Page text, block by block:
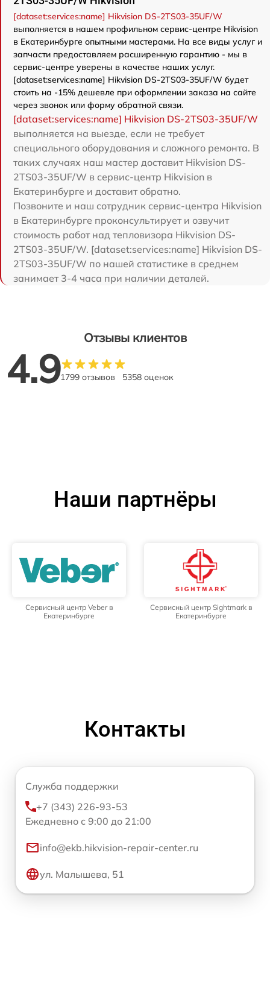
[dataset:services:name] Hikvision DS-2TS03-35UF/W
выполняется в нашем профильном сервис-центре Hikvision
в Екатеринбурге опытными мастерами. На все виды услуг и
запчасти предоставляем расширенную гарантию - мы в
сервис-центре уверены в качестве наших услуг.
[dataset:services:name] Hikvision DS-2TS03-35UF/W будет
стоить на -15% дешевле при оформлении заказа на сайте
через звонок или форму обратной связи.
[dataset:services:name] Hikvision DS-2TS03-35UF/W
выполняется на выезде, если не требует
специального оборудования и сложного ремонта. В
таких случаях наш мастер доставит Hikvision DS-
2TS03-35UF/W в сервис-центр Hikvision в
Екатеринбурге и доставит обратно.
Позвоните и наш сотрудник сервис-центра Hikvision
в Екатеринбурге проконсультирует и озвучит
стоимость работ над тепловизора Hikvision DS-
2TS03-35UF/W. [dataset:services:name] Hikvision DS-
2TS03-35UF/W по нашей статистике в среднем
занимает 3-4 часа при наличии деталей.
Отзывы клиентов
4.91799 отзывов 5358 оценок
Наши партнёры
Сервисный центр Veber в
Екатеринбурге
Сервисный центр Sightmark в
Екатеринбурге
Контакты
Служба поддержки
+7 (343) 226-93-53
Ежедневно с 9:00 до 21:00
info@ekb.hikvision-repair-center.ru
ул. Малышева, 51